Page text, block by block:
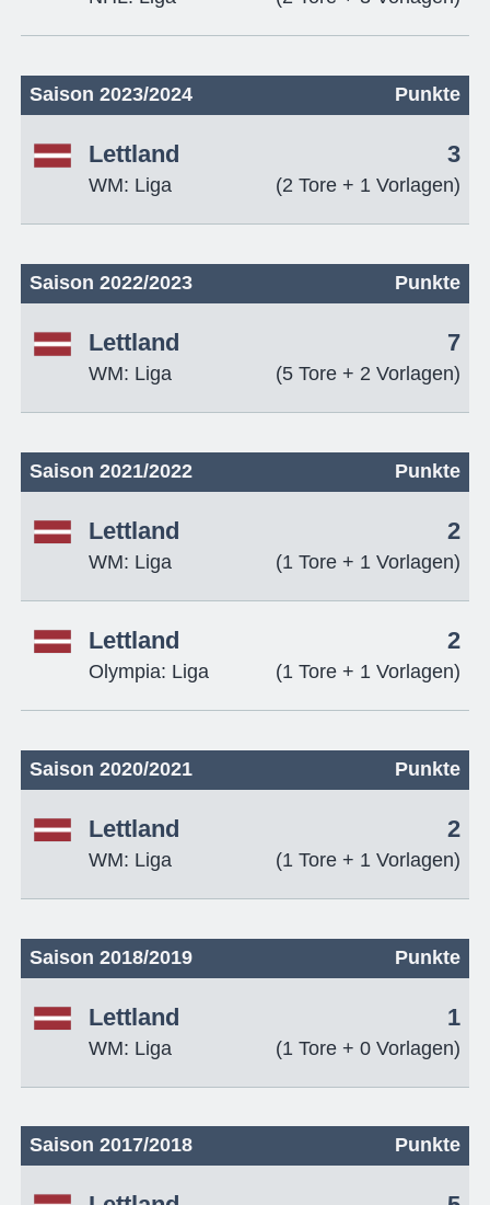
Saison 2023/2024 Punkte
Lettland
WM: Liga
3
(2 Tore + 1 Vorlagen)
Saison 2022/2023 Punkte
Lettland
WM: Liga
7
(5 Tore + 2 Vorlagen)
Saison 2021/2022 Punkte
Lettland
WM: Liga
2
(1 Tore + 1 Vorlagen)
Lettland
Olympia: Liga
2
(1 Tore + 1 Vorlagen)
Saison 2020/2021 Punkte
Lettland
WM: Liga
2
(1 Tore + 1 Vorlagen)
Saison 2018/2019 Punkte
Lettland
WM: Liga
1
(1 Tore + 0 Vorlagen)
Saison 2017/2018 Punkte